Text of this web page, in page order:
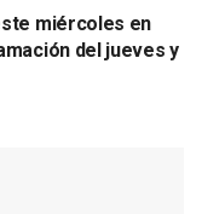
miércoles en
del jueves y